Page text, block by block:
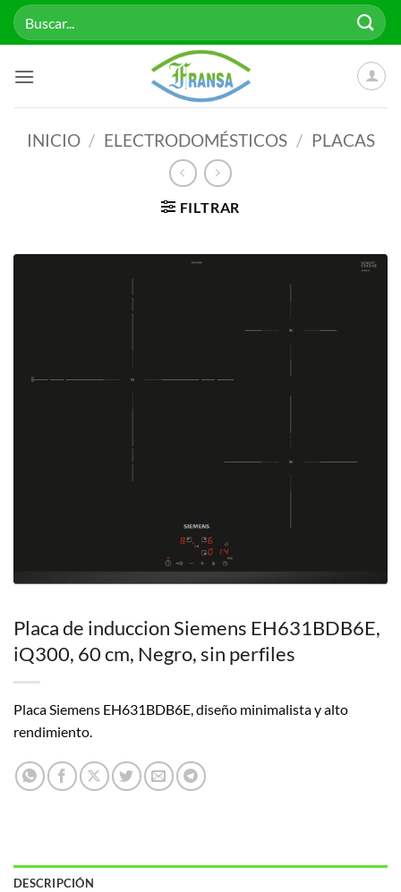
Saltar
Buscar
por:
INICIO / ELECTRODOMÉSTICOS / PLACAS
FILTRAR
Placa de induccion Siemens EH631BDB6E,
iQ300, 60 cm, Negro, sin perfiles
Placa Siemens EH631BDB6E, diseño minimalista y alto
rendimiento.
DESCRIPCIÓN